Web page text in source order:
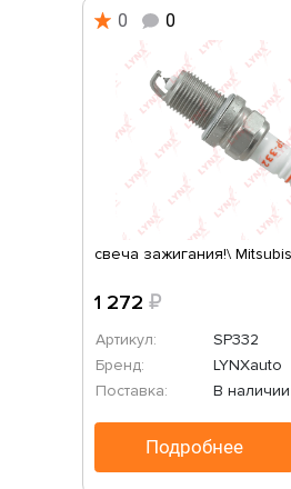
0 0
свеча зажигания!\
1 272 ₽
Артикул:
SP332
Бренд:
LYNXauto
Поставка:
В наличии
Подробнее